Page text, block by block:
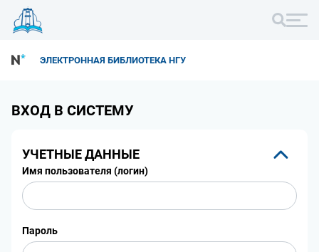
ЭЛЕКТРОННАЯ БИБЛИОТЕКА НГУ
ВХОД В СИСТЕМУ
УЧЕТНЫЕ ДАННЫЕ
Имя пользователя (логин)
Пароль